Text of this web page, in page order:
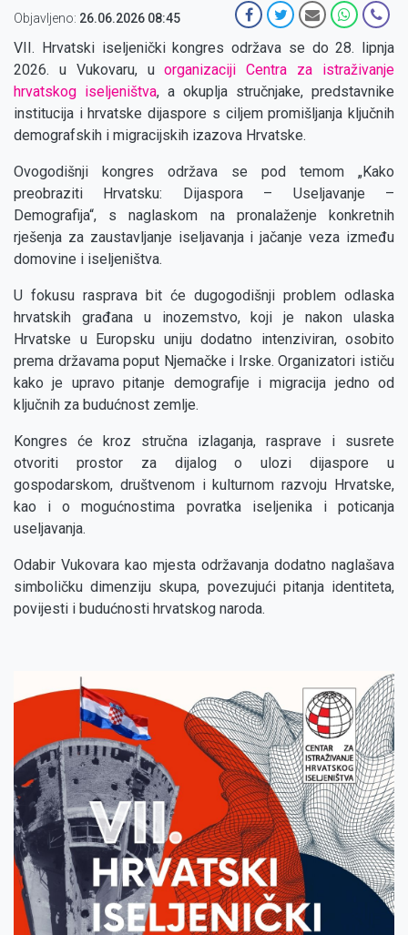
Objavljeno: 26.06.2026 08:45
VII. Hrvatski iseljenički kongres održava se do 28. lipnja
2026. u Vukovaru, uorganizaciji Centra za istraživanje
hrvatskog iseljeništva, a okuplja stručnjake, predstavnike
institucija i hrvatske dijaspore s ciljem promišljanja ključnih
demografskih i migracijskih izazova Hrvatske.
Ovogodišnji kongres održava se pod temom „Kako
preobraziti Hrvatsku: Dijaspora – Useljavanje –
Demografija“, s naglaskom na pronalaženje konkretnih
rješenja za zaustavljanje iseljavanja i jačanje veza između
domovine i iseljeništva.
U fokusu rasprava bit će dugogodišnji problem odlaska
hrvatskih građana u inozemstvo, koji je nakon ulaska
Hrvatske u Europsku uniju dodatno intenziviran, osobito
prema državama poput Njemačke i Irske. Organizatori ističu
kako je upravo pitanje demografije i migracija jedno od
ključnih za budućnost zemlje.
Kongres će kroz stručna izlaganja, rasprave i susrete
otvoriti prostor za dijalog o ulozi dijaspore u
gospodarskom, društvenom i kulturnom razvoju Hrvatske,
kao i o mogućnostima povratka iseljenika i poticanja
useljavanja.
Odabir Vukovara kao mjesta održavanja dodatno naglašava
simboličku dimenziju skupa, povezujući pitanja identiteta,
povijesti i budućnosti hrvatskog naroda.